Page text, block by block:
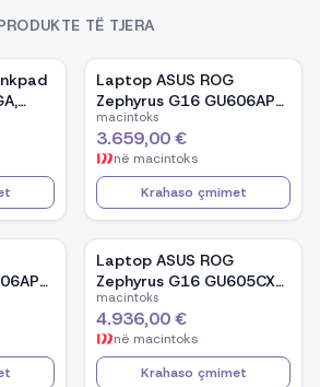
TË TJERA
Laptop ASUS ROG
Zephyrus G16 GU606AP-
TB039W, 16-inch OLED,
Intel Core Ultra 9 386H,
NVIDIA GeForce RTX
5070, 32GB RAM, 1TB
SSD, Windows 11 - White
macintoks
3.659,00 €
në macintoks
Krahaso çmimet
Laptop ASUS ROG
Zephyrus G16 GU605CX-
QR106W, 16-inch WQXGA
OLED, Intel Core Ultra 9
285H, NVIDIA GeForce
RTX 5090, 32GB RAM,
macintoks
4.936,00 €
në macintoks
Krahaso çmimet